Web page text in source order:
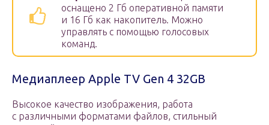
оснащено 2 Гб оперативной памяти
и 16 Гб как накопитель. Можно
управлять с помощью голосовых
команд.
Медиаплеер Apple TV Gen 4 32GB
Высокое качество изображения, работа
с различными форматами файлов, стильный